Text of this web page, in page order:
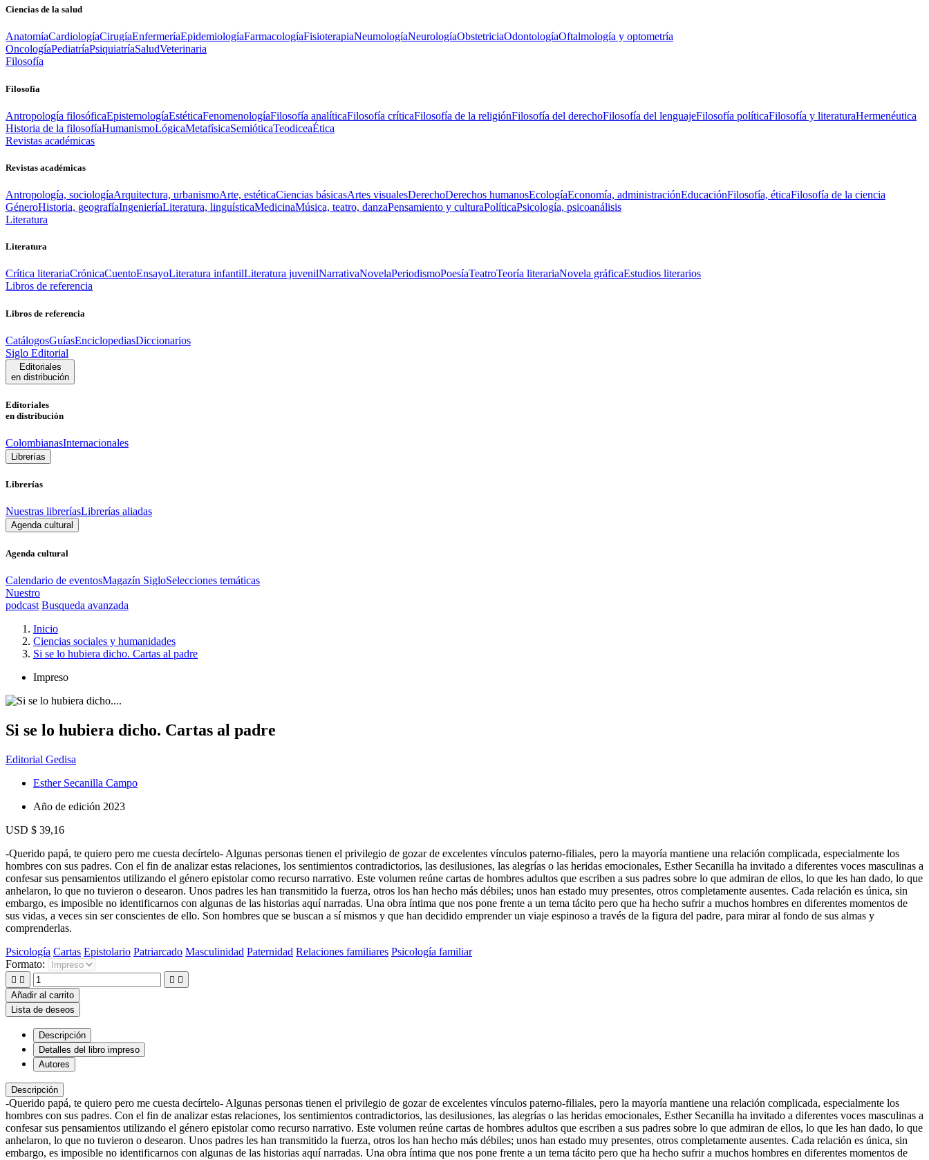
Ciencias de la salud
AnatomíaCardiologíaCirugíaEnfermeríaEpidemiologíaFarmacologíaFisioterapiaNeumologíaNeurologíaObstetriciaOdontologíaOftalmología y optometría
OncologíaPediatríaPsiquiatríaSaludVeterinaria
Filosofía
Filosofía
Antropología filosóficaEpistemologíaEstéticaFenomenologíaFilosofía analíticaFilosofía críticaFilosofía de la religiónFilosofía del derechoFilosofía del lenguajeFilosofía políticaFilosofía y literaturaHermenéutica
Historia de la filosofíaHumanismoLógicaMetafísicaSemióticaTeodiceaÉtica
Revistas académicas
Revistas académicas
Antropología, sociologíaArquitectura, urbanismoArte, estéticaCiencias básicasArtes visualesDerechoDerechos humanosEcologíaEconomía, administraciónEducaciónFilosofía, éticaFilosofía de la ciencia
GéneroHistoria, geografíaIngenieríaLiteratura, linguísticaMedicinaMúsica, teatro, danzaPensamiento y culturaPolíticaPsicología, psicoanálisis
Literatura
Literatura
Crítica literariaCrónicaCuentoEnsayoLiteratura infantilLiteratura juvenilNarrativaNovelaPeriodismoPoesíaTeatroTeoría literariaNovela gráficaEstudios literarios
Libros de referencia
Libros de referencia
CatálogosGuíasEnciclopediasDiccionarios
Siglo Editorial
Editoriales
en distribución
Editoriales
en distribución
ColombianasInternacionales
Librerías
Librerías
Nuestras libreríasLibrerías aliadas
Agenda cultural
Agenda cultural
Calendario de eventosMagazín SigloSelecciones temáticas
Nuestro
podcast Busqueda avanzada
Inicio
Ciencias sociales y humanidades
Si se lo hubiera dicho. Cartas al padre
Impreso
Si se lo hubiera dicho. Cartas al padre
Editorial Gedisa
Esther Secanilla Campo
Año de edición 2023
USD $ 39,16
-Querido papá, te quiero pero me cuesta decírtelo- Algunas personas tienen el privilegio de gozar de excelentes vínculos paterno-filiales, pero la mayoría mantiene una relación complicada, especialmente los
hombres con sus padres. Con el fin de analizar estas relaciones, los sentimientos contradictorios, las desilusiones, las alegrías o las heridas emocionales, Esther Secanilla ha invitado a diferentes voces masculinas a
confesar sus pensamientos utilizando el género epistolar como recurso narrativo. Este volumen reúne cartas de hombres adultos que escriben a sus padres sobre lo que admiran de ellos, lo que les han dado, lo que
anhelaron, lo que no tuvieron o desearon. Unos padres les han transmitido la fuerza, otros los han hecho más débiles; unos han estado muy presentes, otros completamente ausentes. Cada relación es única, sin
embargo, es imposible no identificarnos con algunas de las historias aquí narradas. Una obra íntima que nos pone frente a un tema tácito pero que ha hecho sufrir a muchos hombres en diferentes momentos de
sus vidas, a veces sin ser conscientes de ello. Son hombres que se buscan a sí mismos y que han decidido emprender un viaje espinoso a través de la figura del padre, para mirar al fondo de sus almas y
comprenderlas.
Psicología Cartas Epistolario Patriarcado Masculinidad Paternidad Relaciones familiares Psicología familiar
Formato:
   
Añadir al carrito
Lista de deseos
Descripción
Detalles del libro impreso
Autores
Descripción
-Querido papá, te quiero pero me cuesta decírtelo- Algunas personas tienen el privilegio de gozar de excelentes vínculos paterno-filiales, pero la mayoría mantiene una relación complicada, especialmente los
hombres con sus padres. Con el fin de analizar estas relaciones, los sentimientos contradictorios, las desilusiones, las alegrías o las heridas emocionales, Esther Secanilla ha invitado a diferentes voces masculinas a
confesar sus pensamientos utilizando el género epistolar como recurso narrativo. Este volumen reúne cartas de hombres adultos que escriben a sus padres sobre lo que admiran de ellos, lo que les han dado, lo que
anhelaron, lo que no tuvieron o desearon. Unos padres les han transmitido la fuerza, otros los han hecho más débiles; unos han estado muy presentes, otros completamente ausentes. Cada relación es única, sin
embargo, es imposible no identificarnos con algunas de las historias aquí narradas. Una obra íntima que nos pone frente a un tema tácito pero que ha hecho sufrir a muchos hombres en diferentes momentos de